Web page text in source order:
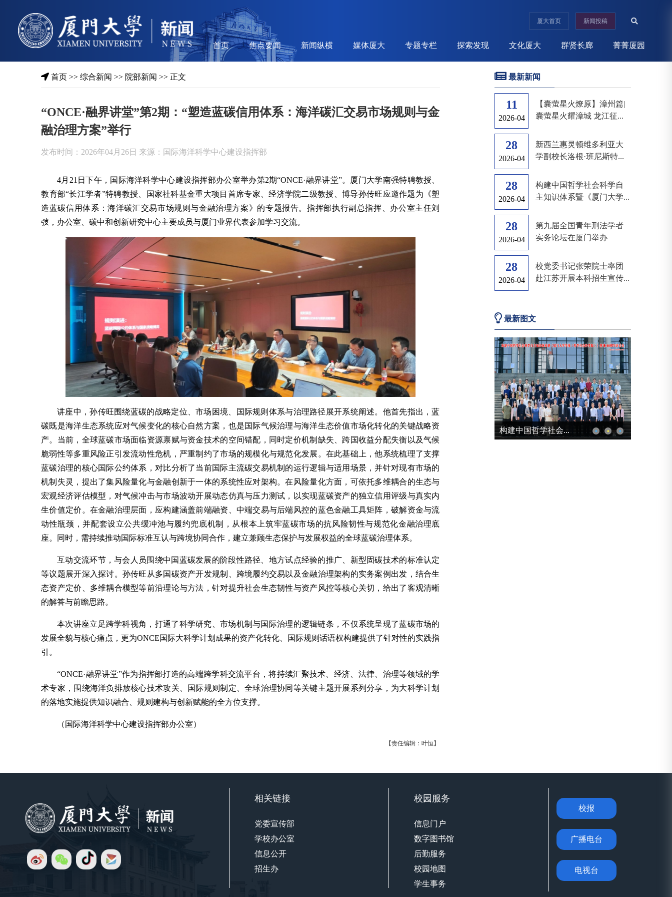
厦大首页 新闻投稿
首页 焦点要闻 新闻纵横 媒体厦大 专题专栏 探索发现 文化厦大 群贤长廊 菁菁厦园
首页 >>综合新闻 >> 院部新闻 >> 正文
“ONCE·融界讲堂”第2期：“塑造蓝碳信用体系：海洋碳汇交易市场规则与金
融治理方案”举行
发布时间：2026年04月26日 来源：国际海洋科学中心建设指挥部
4月21日下午，国际海洋科学中心建设指挥部办公室举办第2期“ONCE·融界讲堂”。厦门大学南强特聘教授、
教育部“长江学者”特聘教授、国家社科基金重大项目首席专家、经济学院二级教授、博导孙传旺应邀作题为《塑
造蓝碳信用体系：海洋碳汇交易市场规则与金融治理方案》的专题报告。指挥部执行副总指挥、办公室主任刘
弢，办公室、碳中和创新研究中心主要成员与厦门业界代表参加学习交流。
讲座中，孙传旺围绕蓝碳的战略定位、市场困境、国际规则体系与治理路径展开系统阐述。他首先指出，蓝
碳既是海洋生态系统应对气候变化的核心自然方案，也是国际气候治理与海洋生态价值市场化转化的关键战略资
产。当前，全球蓝碳市场面临资源禀赋与资金技术的空间错配，同时定价机制缺失、跨国收益分配失衡以及气候
脆弱性等多重风险正引发流动性危机，严重制约了市场的规模化与规范化发展。在此基础上，他系统梳理了支撑
蓝碳治理的核心国际公约体系，对比分析了当前国际主流碳交易机制的运行逻辑与适用场景，并针对现有市场的
机制失灵，提出了集风险量化与金融创新于一体的系统性应对架构。在风险量化方面，可依托多维耦合的生态与
宏观经济评估模型，对气候冲击与市场波动开展动态仿真与压力测试，以实现蓝碳资产的独立信用评级与真实内
生价值定价。在金融治理层面，应构建涵盖前端融资、中端交易与后端风控的蓝色金融工具矩阵，破解资金与流
动性瓶颈，并配套设立公共缓冲池与履约兜底机制，从根本上筑牢蓝碳市场的抗风险韧性与规范化金融治理底
座。同时，需持续推动国际标准互认与跨境协同合作，建立兼顾生态保护与发展权益的全球蓝碳治理体系。
互动交流环节，与会人员围绕中国蓝碳发展的阶段性路径、地方试点经验的推广、新型固碳技术的标准认定
等议题展开深入探讨。孙传旺从多国碳资产开发规制、跨境履约交易以及金融治理架构的实务案例出发，结合生
态资产定价、多维耦合模型等前沿理论与方法，针对提升社会生态韧性与资产风控等核心关切，给出了客观清晰
的解答与前瞻思路。
本次讲座立足跨学科视角，打通了科学研究、市场机制与国际治理的逻辑链条，不仅系统呈现了蓝碳市场的
发展全貌与核心痛点，更为ONCE国际大科学计划成果的资产化转化、国际规则话语权构建提供了针对性的实践指
引。
“ONCE·融界讲堂”作为指挥部打造的高端跨学科交流平台，将持续汇聚技术、经济、法律、治理等领域的学
术专家，围绕海洋负排放核心技术攻关、国际规则制定、全球治理协同等关键主题开展系列分享，为大科学计划
的落地实施提供知识融合、规则建构与创新赋能的全方位支撑。
（国际海洋科学中心建设指挥部办公室）
【责任编辑：叶恒】
最新新闻
11
2026-04
【囊萤星火燎原】漳州篇|
囊萤星火耀漳城 龙江征...
28
2026-04
新西兰惠灵顿维多利亚大
学副校长洛根·班尼斯特...
28
2026-04
构建中国哲学社会科学自
主知识体系暨《厦门大学...
28
2026-04
​第九届全国青年刑法学者
实务论坛在厦门举办
28
2026-04
校党委书记张荣院士率团
赴江苏开展本科招生宣传...
最新图文
新西兰惠灵顿维多... 构建中国哲学社会... 校党委书记张荣院...
相关链接
党委宣传部
学校办公室
信息公开
招生办
校园服务
信息门户
数字图书馆
后勤服务
校园地图
学生事务
校报
广播电台
电视台